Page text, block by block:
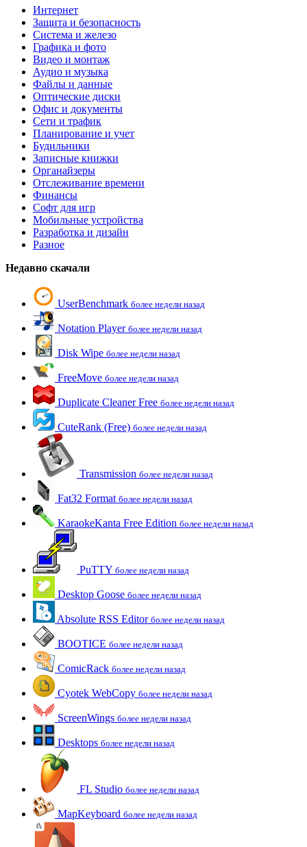
Интернет
Защита и безопасность
Система и железо
Графика и фото
Видео и монтаж
Аудио и музыка
Файлы и данные
Оптические диски
Офис и документы
Сети и трафик
Планирование и учет
Будильники
Записные книжки
Органайзеры
Отслеживание времени
Финансы
Софт для игр
Мобильные устройства
Разработка и дизайн
Разное
Недавно скачали
UserBenchmark более недели назад
Notation Player более недели назад
Disk Wipe более недели назад
FreeMove более недели назад
Duplicate Cleaner Free более недели назад
CuteRank (Free) более недели назад
Transmission более недели назад
Fat32 Format более недели назад
KaraokeKanta Free Edition более недели назад
PuTTY более недели назад
Desktop Goose более недели назад
Absolute RSS Editor более недели назад
BOOTICE более недели назад
ComicRack более недели назад
Cyotek WebCopy более недели назад
ScreenWings более недели назад
Desktops более недели назад
FL Studio более недели назад
MapKeyboard более недели назад